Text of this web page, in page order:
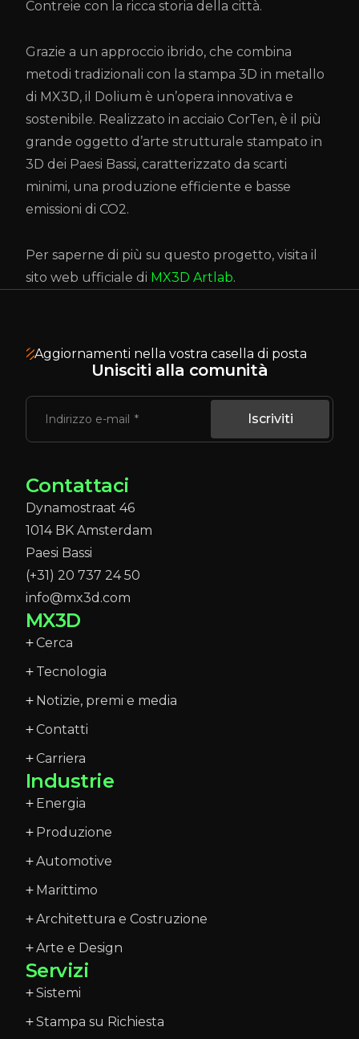
Contreie con la ricca storia della città.
Grazie a un approccio ibrido, che combina
metodi tradizionali con la stampa 3D in metallo
di MX3D, il Dolium è un’opera innovativa e
sostenibile. Realizzato in acciaio CorTen, è il più
grande oggetto d’arte strutturale stampato in
3D dei Paesi Bassi, caratterizzato da scarti
minimi, una produzione efficiente e basse
emissioni di CO2.
Per saperne di più su questo progetto, visita il
sito web ufficiale di MX3D Artlab.
Aggiornamenti nella vostra casella di posta
Unisciti alla comunità
Indirizzo e-mail Iscriviti
Contattaci
Dynamostraat 46
1014 BK Amsterdam
Paesi Bassi
(+31) 20 737 24 50
info@mx3d.com
MX3D
Cerca
Tecnologia
Notizie, premi e media
Contatti
Carriera
Industrie
Energia
Produzione
Automotive
Marittimo
Architettura e Costruzione
Arte e Design
Servizi
Sistemi
Stampa su Richiesta